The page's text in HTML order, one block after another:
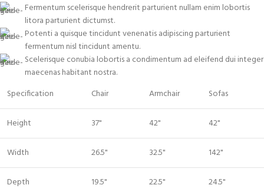
Fermentum scelerisque hendrerit parturient nullam enim lobortis
litora parturient dictumst.
Potenti a quisque tincidunt venenatis adipiscing parturient
fermentum nisl tincidunt amentu.
Scelerisque conubia lobortis a condimentum ad eleifend dui integer
maecenas habitant nostra.
Specification
Chair Armchair Sofas
Height 37" 42" 42"
Width 26.5" 32.5" 142"
Depth 19.5" 22.5" 24.5"